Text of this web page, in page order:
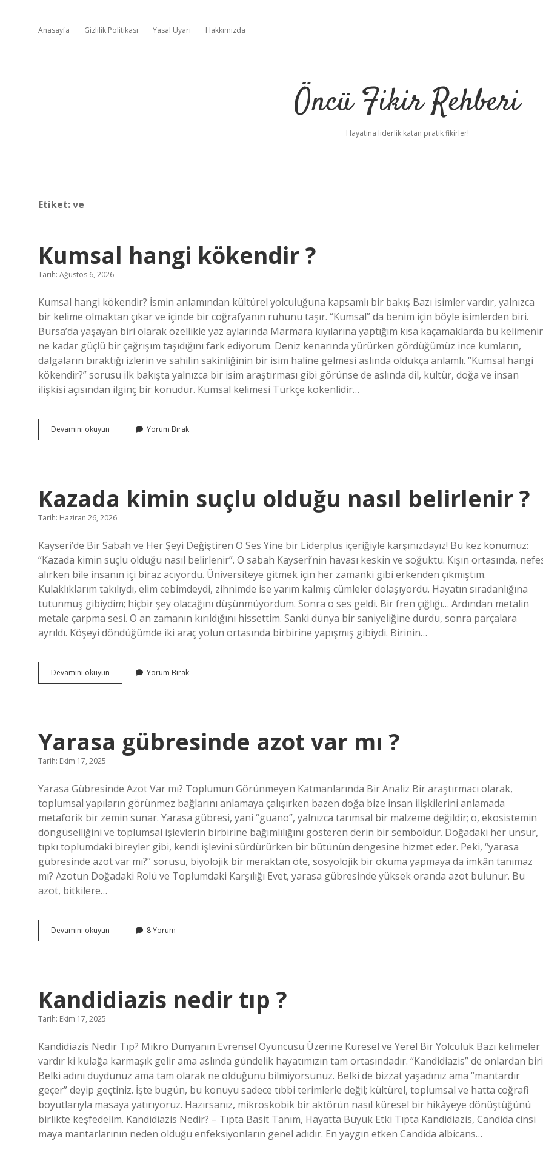
Anasayfa Gizlilik Politikası Yasal Uyarı Hakkımızda
Öncü Fikir Rehberi
Hayatına liderlik katan pratik fikirler!
Etiket:ve
Kumsal hangi kökendir ?
Tarih: Ağustos 6, 2026
Kumsal hangi kökendir? İsmin anlamından kültürel yolculuğuna kapsamlı bir bakış Bazı isimler vardır, yalnızca
bir kelime olmaktan çıkar ve içinde bir coğrafyanın ruhunu taşır. “Kumsal” da benim için böyle isimlerden biri.
Bursa’da yaşayan biri olarak özellikle yaz aylarında Marmara kıyılarına yaptığım kısa kaçamaklarda bu
ne kadar güçlü bir çağrışım taşıdığını fark ediyorum. Deniz kenarında yürürken gördüğümüz ince kumların,
dalgaların bıraktığı izlerin ve sahilin sakinliğinin bir isim haline gelmesi aslında oldukça anlamlı. “Kumsal hangi
kökendir?” sorusu ilk bakışta yalnızca bir isim araştırması gibi görünse de aslında dil, kültür, doğa ve insan
ilişkisi açısından ilginç bir konudur. Kumsal kelimesi Türkçe kökenlidir…
Devamını okuyun
hangi
Yorum Bırak
Kazada kimin suçlu olduğu nasıl belirlenir ?
Tarih: Haziran 26, 2026
Kayseri’de Bir Sabah ve Her Şeyi Değiştiren O Ses Yine bir Liderplus içeriğiyle karşınızdayız! Bu kez konumuz:
“Kazada kimin suçlu olduğu nasıl belirlenir”. O sabah Kayseri’nin havası keskin ve soğuktu. Kışın ortasında,
alırken bile insanın içi biraz acıyordu. Üniversiteye gitmek için her zamanki gibi erkenden çıkmıştım.
Kulaklıklarım takılıydı, elim cebimdeydi, zihnimde ise yarım kalmış cümleler dolaşıyordu. Hayatın sıradanlığına
tutunmuş gibiydim; hiçbir şey olacağını düşünmüyordum. Sonra o ses geldi. Bir fren çığlığı… Ardından metalin
metale çarpma sesi. O an zamanın kırıldığını hissettim. Sanki dünya bir saniyeliğine durdu, sonra parçalara
ayrıldı. Köşeyi döndüğümde iki araç yolun ortasında birbirine yapışmış gibiydi. Birinin…
Devamını okuyun
kimin
?
Yorum Bırak
Yarasa gübresinde azot var mı ?
Tarih: Ekim 17, 2025
Yarasa Gübresinde Azot Var mı? Toplumun Görünmeyen Katmanlarında Bir Analiz Bir araştırmacı olarak,
toplumsal yapıların görünmez bağlarını anlamaya çalışırken bazen doğa bize insan ilişkilerini anlamada
metaforik bir zemin sunar. Yarasa gübresi, yani “guano”, yalnızca tarımsal bir malzeme değildir; o, ekosistemin
döngüselliğini ve toplumsal işlevlerin birbirine bağımlılığını gösteren derin bir semboldür. Doğadaki her unsur,
tıpkı toplumdaki bireyler gibi, kendi işlevini sürdürürken bir bütünün dengesine hizmet eder. Peki, “yarasa
gübresinde azot var mı?” sorusu, biyolojik bir meraktan öte, sosyolojik bir okuma yapmaya da imkân tanımaz
mı? Azotun Doğadaki Rolü ve Toplumdaki Karşılığı Evet, yarasa gübresinde yüksek oranda azot bulunur. Bu
azot, bitkilere…
Devamını okuyun
gübresinde
8 Yorum
Kandidiazis nedir tıp ?
Tarih: Ekim 17, 2025
Kandidiazis Nedir Tıp? Mikro Dünyanın Evrensel Oyuncusu Üzerine Küresel ve Yerel Bir Yolculuk Bazı kelimeler
vardır ki kulağa karmaşık gelir ama aslında gündelik hayatımızın tam ortasındadır. “Kandidiazis” de onlardan
Belki adını duydunuz ama tam olarak ne olduğunu bilmiyorsunuz. Belki de bizzat yaşadınız ama “mantardır
geçer” deyip geçtiniz. İşte bugün, bu konuyu sadece tıbbi terimlerle değil; kültürel, toplumsal ve hatta coğrafi
boyutlarıyla masaya yatırıyoruz. Hazırsanız, mikroskobik bir aktörün nasıl küresel bir hikâyeye dönüştüğünü
birlikte keşfedelim. Kandidiazis Nedir? – Tıpta Basit Tanım, Hayatta Büyük Etki Tıpta Kandidiazis, Candida cinsi
maya mantarlarının neden olduğu enfeksiyonların genel adıdır. En yaygın etken Candida albicans…